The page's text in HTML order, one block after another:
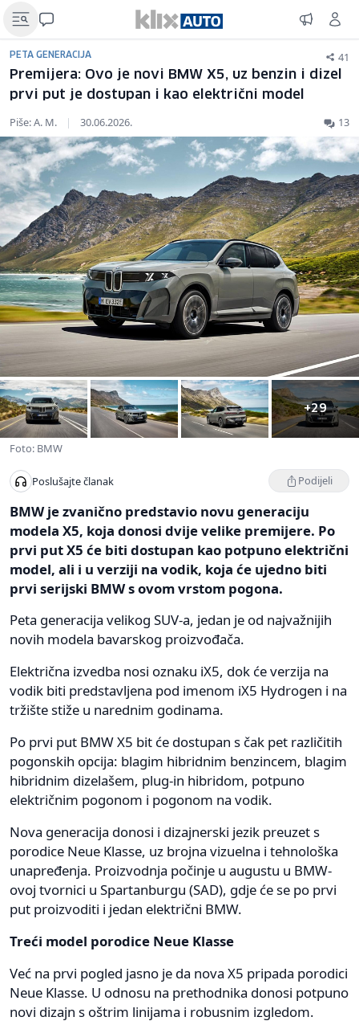
PETA GENERACIJA 41
Premijera: Ovo je novi BMW X5, uz benzin i dizel
prvi put je dostupan i kao električni model
Piše: A. M. | 30.06.2026. 13
+29
Foto: BMW
Poslušajte članak Podijeli
BMW je zvanično predstavio novu generaciju
modela X5, koja donosi dvije velike premijere. Po
prvi put X5 će biti dostupan kao potpuno električni
model, ali i u verziji na vodik, koja će ujedno biti
prvi serijski BMW s ovom vrstom pogona.
Peta generacija velikog SUV-a, jedan je od najvažnijih
novih modela bavarskog proizvođača.
Električna izvedba nosi oznaku iX5, dok će verzija na
vodik biti predstavljena pod imenom iX5 Hydrogen i na
tržište stiže u narednim godinama.
Po prvi put BMW X5 bit će dostupan s čak pet različitih
pogonskih opcija: blagim hibridnim benzincem, blagim
hibridnim dizelašem, plug-in hibridom, potpuno
električnim pogonom i pogonom na vodik.
Nova generacija donosi i dizajnerski jezik preuzet s
porodice Neue Klasse, uz brojna vizuelna i tehnološka
unapređenja. Proizvodnja počinje u augustu u BMW-
ovoj tvornici u Spartanburgu (SAD), gdje će se po prvi
put proizvoditi i jedan električni BMW.
Treći model porodice Neue Klasse
Već na prvi pogled jasno je da nova X5 pripada porodici
Neue Klasse. U odnosu na prethodnika donosi potpuno
novi dizajn s oštrim linijama i robusnim izgledom.